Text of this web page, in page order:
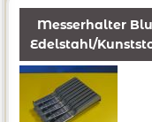
Messerhalter
Edelstahl/